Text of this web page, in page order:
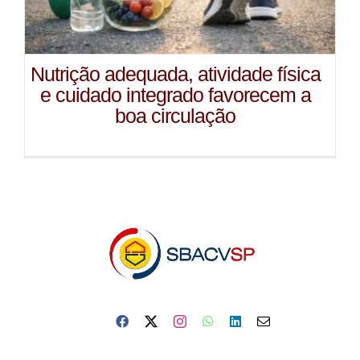
Nutrição adequada, atividade física
e cuidado integrado favorecem a
boa circulação